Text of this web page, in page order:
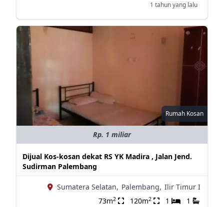
1 tahun yang lalu
Rumah Kosan
Rp. 1 miliar
Dijual Kos-kosan dekat RS YK Madira , Jalan Jend.
Sudirman Palembang
Sumatera Selatan, Palembang, Ilir Timur I
73m2 120m2 1 1